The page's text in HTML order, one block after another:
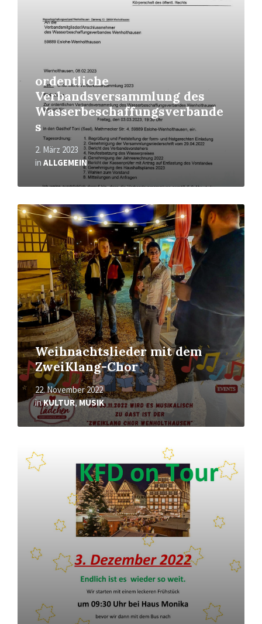
ordentliche
Verbandsversammlung des
Wasserbeschaffungsverbande
s
2. März 2023
in ALLGEMEIN
Weihnachtslieder mit dem
ZweiKlang-Chor
22. November 2022
inKULTUR,MUSIK
Mehr
erfahren
Mehr
erfahren